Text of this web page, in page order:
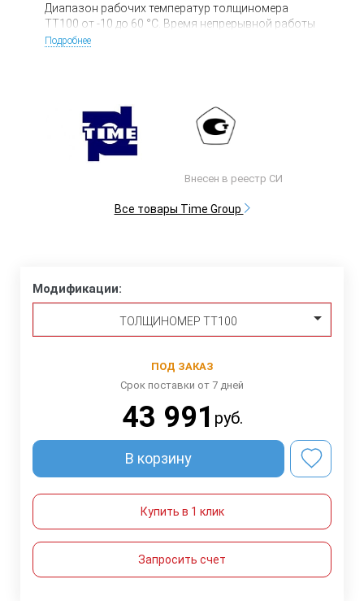
Диапазон рабочих температур толщиномера
TT100 от -10 до 60 °C. Время непрерывной работы
250 часов. Толщиномер TT100 внесен в Госреестр
Подробнее
Внесен в реестр СИ
Все товары Time Group
Модификации:
ТОЛЩИНОМЕР TT100
ПОД ЗАКАЗ
Срок поставки от 7 дней
43 991 руб.
В корзину
Купить в 1 клик
Запросить счет